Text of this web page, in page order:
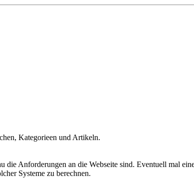
Kategorieen und Artikeln.
Anforderungen an die Webseite sind. Eventuell mal
Systeme zu berechnen.